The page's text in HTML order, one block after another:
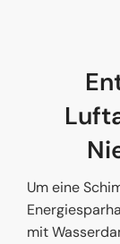
Um eine
mit